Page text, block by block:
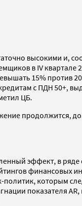
высокими и,
в IV
15% против
с ПДН 50+,
ЦБ.
продолжится,
эффект, в
финансовых
которым
показателя